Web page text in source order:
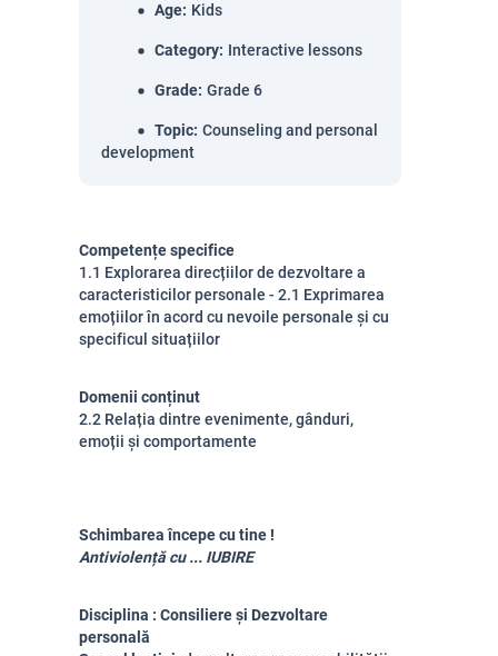
Age: Kids
Category: Interactive lessons
Grade: Grade 6
Topic: Counseling and personal
development
Competențe specifice
1.1 Explorarea direcțiilor de dezvoltare a
caracteristicilor personale - 2.1 Exprimarea
emoțiilor în acord cu nevoile personale și cu
specificul situațiilor
Domenii conținut
2.2 Relația dintre evenimente, gânduri,
emoții și comportamente
Schimbarea începe cu tine !
Antiviolență cu ... IUBIRE
Disciplina : Consiliere și Dezvoltare
personală